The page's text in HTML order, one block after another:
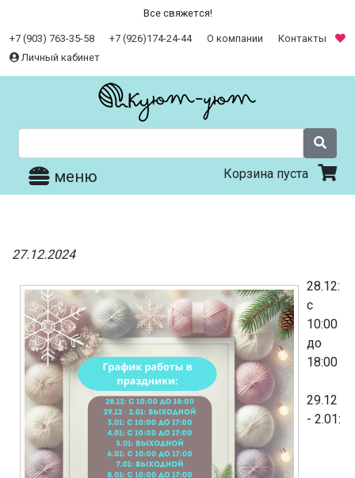
Все свяжется!
+7 (903) 763-35-58 +7 (926)174-24-44 О компании
Контакты
Личный кабинет
меню Корзина пуста
27.12.2024
28.12:
с
10:00
до
18:00
29.12
- 2.01: